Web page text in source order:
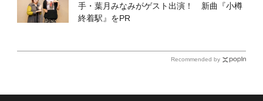
手・葉月みなみがゲスト出演！ 新曲『小樽
終着駅』をPR
Recommended by